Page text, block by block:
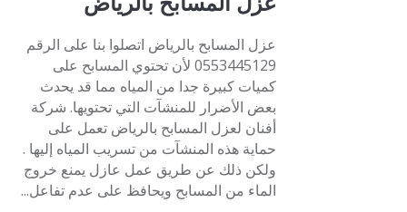
عزل المسابح بالرياض اتصلوا بنا على الرقم
0553445129 لأن تحتوي المسابح على
كميات كبيرة جدا من المياه مما قد يحدث
بعض الأضرار للمنشآت التي تحتويها. شركة
أفنان لعزل المسابح بالرياض تعمل على
حماية هذه المنشآت من تسريب المياه إليها .
ولكن ذلك عن طريق عمل عازل يمنع خروج
الماء من المسابح ويحافظ على عدم تفاعل...